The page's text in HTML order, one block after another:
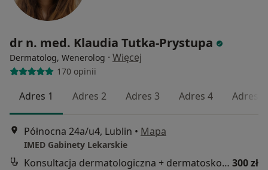
dr n. med. Klaudia Tutka-Prystupa
Dermatolog, Wenerolog · Więcej
170 opinii
Adres 1 Adres 2 Adres 3 Adres 4 Adres 5
Północna 24a/u4, Lublin • Mapa
IMED Gabinety Lekarskie
Konsultacja dermatologiczna + dermatoskopia 300 zł